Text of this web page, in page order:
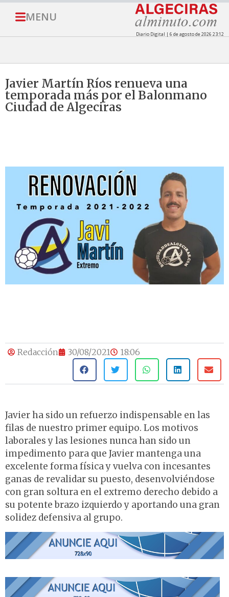
MENU
Diario Digital | 6 de agosto de 2026 23:12
Javier Martín Ríos renueva una
temporada más por el Balonmano
Ciudad de Algeciras
Redacción 30/08/2021 18:06
Javier ha sido un refuerzo indispensable en las
filas de nuestro primer equipo. Los motivos
laborales y las lesiones nunca han sido un
impedimento para que Javier mantenga una
excelente forma física y vuelva con incesantes
ganas de revalidar su puesto, desenvolviéndose
con gran soltura en el extremo derecho debido a
su potente brazo izquierdo y aportando una gran
solidez defensiva al grupo.